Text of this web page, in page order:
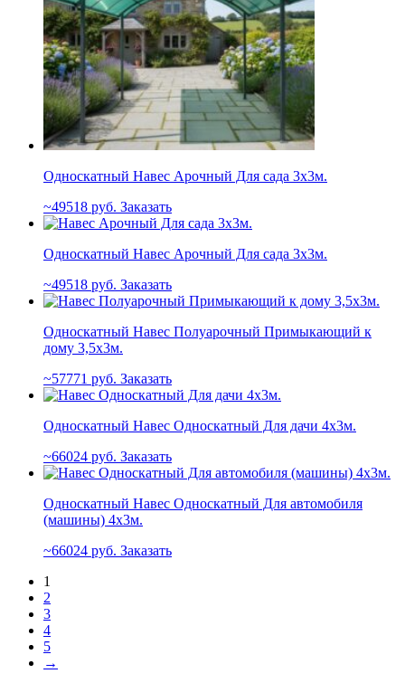
Односкатный Навес Арочный Для сада 3х3м.
49518 руб. Заказать
Односкатный Навес Арочный Для сада 3х3м.
49518 руб. Заказать
Односкатный Навес Полуарочный Примыкающий к
дому 3,5х3м.
57771 руб. Заказать
Односкатный Навес Односкатный Для дачи 4х3м.
66024 руб. Заказать
Односкатный Навес Односкатный Для автомобиля
(машины) 4х3м.
66024 руб. Заказать
1
2
3
4
5
→